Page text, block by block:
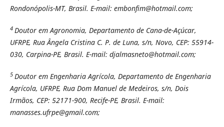
Rondonópolis-MT, Brasil. E-mail: embonfim@hotmail.com;
4 Doutor em Agronomia, Departamento de Cana-de-Açúcar,
UFRPE, Rua Ângela Cristina C. P. de Luna, s/n, Novo, CEP: 55914-
030, Carpina-PE, Brasil. E-mail: djalmasneto@hotmail.com;
5 Doutor em Engenharia Agrícola, Departamento de Engenharia
Agrícola, UFRPE, Rua Dom Manuel de Medeiros, s/n, Dois
Irmãos, CEP: 52171-900, Recife-PE, Brasil. E-mail:
manasses.ufrpe@gmail.com;